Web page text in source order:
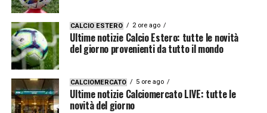
CALCIO ESTERO 2 ore ago
Ultime notizie Calcio Estero: tutte le novità
del giorno provenienti da tutto il mondo
CALCIOMERCATO 5 ore ago
Ultime notizie Calciomercato LIVE: tutte le
novità del giorno